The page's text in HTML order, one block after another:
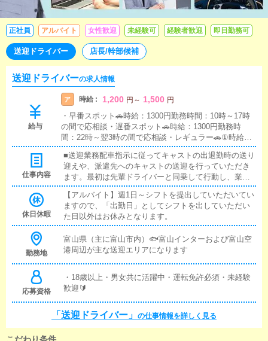
正社員 アルバイト 女性歓迎 未経験可 経験者歓迎 即日勤務可
送迎ドライバー 店長/幹部候補
送迎ドライバーの求人情報
給与
ア 時給 : 1,200 円 ～ 1,500 円
・早番スポット🚗時給：1300円勤務時間：10時～17時
の間で応相談・遅番スポット🚗時給：1300円勤務時
間：22時～翌3時の間で応相談・レギュラー🚗①時給：1
200円～②時給：1000円～+ガソリン代支給勤務時間：1
日10時間～12時間程度長い時間勤務可能ですので、150
00円/日も可能です。
仕事内容
■送迎業務​配車指示に従ってキャストの出退勤時の送り
迎えや、派遣先へのキャストの送迎を行っていただき
ます。​最初は先輩ドライバーと同乗して行動し、業務
の流れを覚えていただきますので、未経験の方でも安
心して働けます。​お客様と対面で接客をお願いするこ
とはありません。​ガソリン代・高速代は支給します。 ​
■清掃業務​送迎業務の空き時間に、事務所や待機室の清
の清掃もお願いします。■備品の補充等キャストがお仕
事に行く際に持参するお仕事カバンの備品などが不足
している場合などには補充業務を行っていただきま
す。
休日休暇
【アルバイト】週1日～シフトを提出していただいてい
ますので、「出勤日」としてシフトを出していただい
た日以外はお休みとなります。
勤務地
富山県（主に富山市内）🐟️富山インターおよび富山空
港周辺が主な送迎エリアになります
応募資格
・18歳以上・男女共に活躍中・運転免許必須・未経験
歓迎🔰
「送迎ドライバー」 の仕事情報を詳しく見る